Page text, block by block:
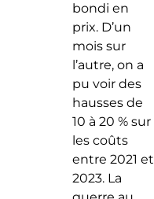
bondi en
prix. D’un
mois sur
l’autre, on a
pu voir des
hausses de
10 à 20 % sur
les coûts
entre 2021 et
2023. La